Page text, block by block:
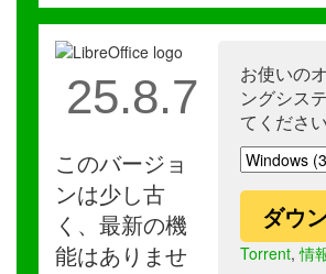
お使いの
ングシス
てくださ
ダウ
Torrent,情
25.8.7
このバージョ
ンは少し古
く、最新の機
能はありませ